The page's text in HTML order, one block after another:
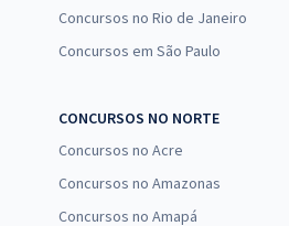
Concursos no Rio de Janeiro
Concursos em São Paulo
CONCURSOS NO NORTE
Concursos no Acre
Concursos no Amazonas
Concursos no Amapá